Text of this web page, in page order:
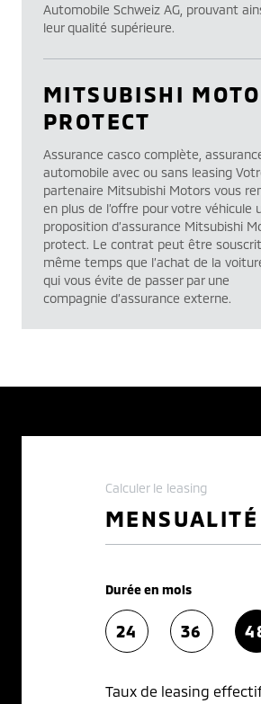
Automobile Schweiz AG, prouvant
leur qualité supérieure.
MITSUBISHI
PROTECT
Assurance casco complète,
automobile avec ou sans leasing
partenaire Mitsubishi Motors vous
en plus de l’offre pour votre véhicule
proposition d’assurance Mitsubishi
protect. Le contrat peut être
même temps que l’achat de la
qui vous évite de passer par une
compagnie d’assurance externe.
Calculer le leasing
MENSUALITÉ
Durée en mois
24 36
Taux de leasing